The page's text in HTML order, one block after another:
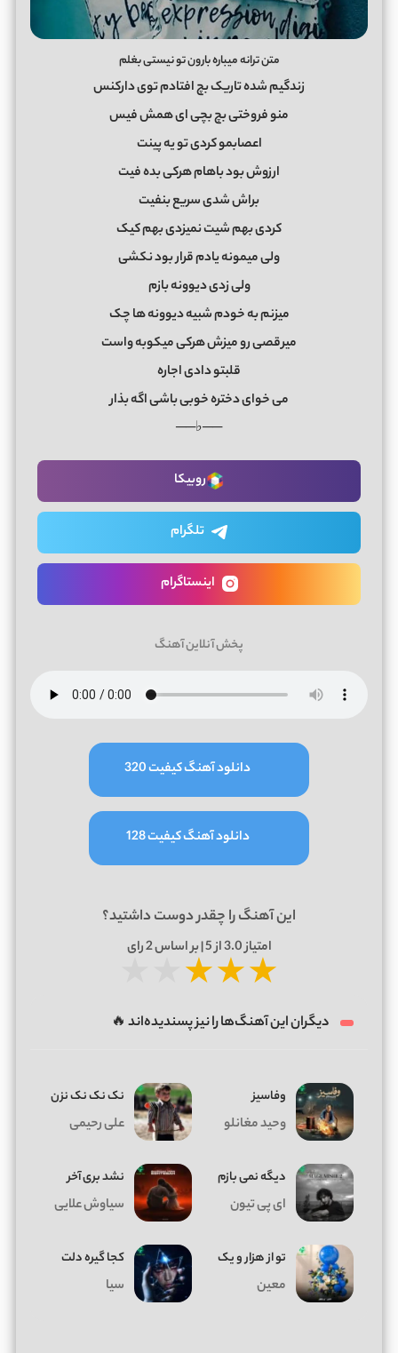
متن ترانه میباره بارون تو نیستی بغلم
زندگیم شده تاریک بچ افتادم توی دارکنس
منو فروختی بچ بچی ای همش فیس
اعصابمو کردی تو یه پینت
ارزوش بود باهام هرکی بده فیت
براش شدی سریع بنفیت
کردی بهم شیت نمیزدی بهم کیک
ولی میمونه یادم قرار بود نکشی
ولی زدی دیوونه بازم
میزنم به خودم شبیه دیوونه ها چک
میرقصی رو میزش هرکی میکوبه واست
قلبتو دادی اجاره
می خوای دختره خوبی باشی اگه بذار
──♭──
روبیکا
تلگرام
اینستاگرام
پخش آنلاین آهنگ
دانلود آهنگ کیفیت 320
دانلود آهنگ کیفیت 128
این آهنگ را چقدر دوست داشتید؟
امتیاز3.0از 5 | بر اساس 2رای
★★★
دیگران این آهنگ‌ها را نیز پسندیده‌اند 🔥
وفاسیز
وحید مغانلو
نک نک نک نزن
علی رحیمی
دیگه نمی بازم
ای پی تیون
نشد بری آخر
سیاوش علایی
تو از هزار و یک
معین
کجا گیره دلت
سیا